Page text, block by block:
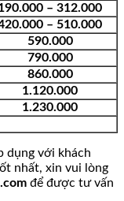
– 312.000
– 510.000
590.000
790.000
860.000
1.120.000
1.230.000
dụng với khách
nhất, xin vui lòng
để được tư vấn